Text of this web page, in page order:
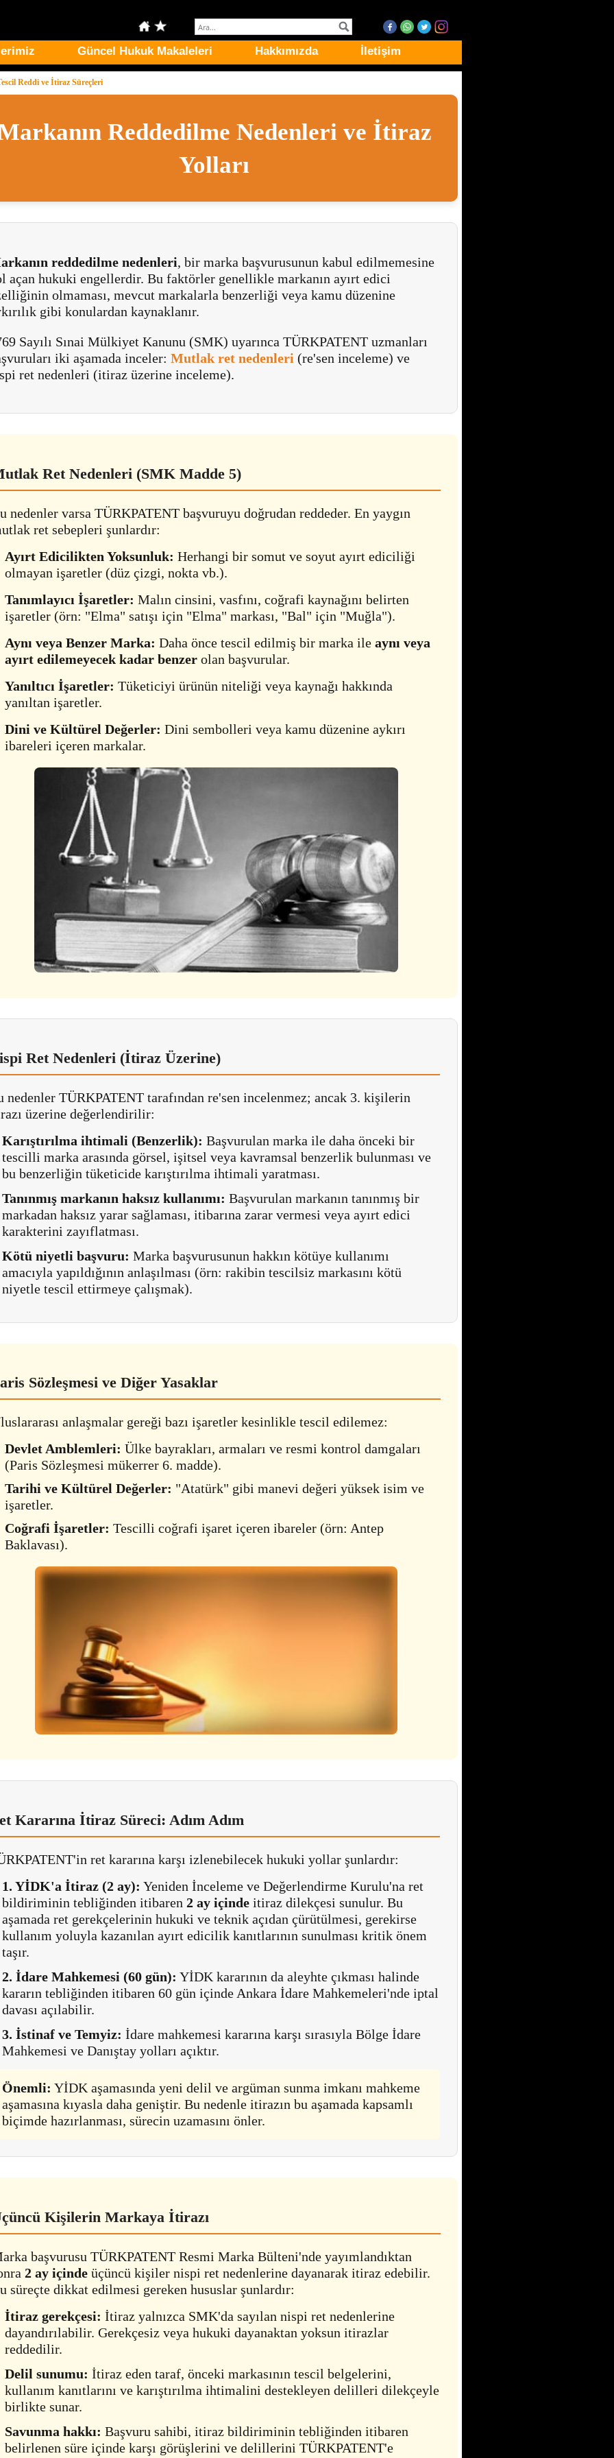
Güncel Hukuk Makaleleri Hakkımızda İletişim
Reddi ve İtiraz Süreçleri
Reddedilme Nedenleri ve İtiraz
Yolları
reddedilme nedenleri, bir marka başvurusunun kabul edilmemesine
açan hukuki engellerdir. Bu faktörler genellikle markanın ayırt edici
olmaması, mevcut markalarla benzerliği veya kamu düzenine
gibi konulardan kaynaklanır.
Sayılı Sınai Mülkiyet Kanunu (SMK) uyarınca TÜRKPATENT uzmanları
iki aşamada inceler: Mutlak ret nedenleri (re'sen inceleme) ve
ret nedenleri (itiraz üzerine inceleme).
Ret Nedenleri (SMK Madde 5)
nedenler varsa TÜRKPATENT başvuruyu doğrudan reddeder. En yaygın
ret sebepleri şunlardır:
Ayırt Edicilikten Yoksunluk: Herhangi bir somut ve soyut ayırt ediciliği
olmayan işaretler (düz çizgi, nokta vb.).
Tanımlayıcı İşaretler: Malın cinsini, vasfını, coğrafi kaynağını belirten
işaretler (örn: "Elma" satışı için "Elma" markası, "Bal" için "Muğla").
Aynı veya Benzer Marka: Daha önce tescil edilmiş bir marka ile aynı veya
ayırt edilemeyecek kadar benzer olan başvurular.
Yanıltıcı İşaretler: Tüketiciyi ürünün niteliği veya kaynağı hakkında
yanıltan işaretler.
Dini ve Kültürel Değerler: Dini sembolleri veya kamu düzenine aykırı
ibareleri içeren markalar.
Ret Nedenleri (İtiraz Üzerine)
nedenler TÜRKPATENT tarafından re'sen incelenmez; ancak 3. kişilerin
üzerine değerlendirilir:
Karıştırılma ihtimali (Benzerlik): Başvurulan marka ile daha önceki bir
tescilli marka arasında görsel, işitsel veya kavramsal benzerlik bulunması ve
bu benzerliğin tüketicide karıştırılma ihtimali yaratması.
Tanınmış markanın haksız kullanımı: Başvurulan markanın tanınmış bir
markadan haksız yarar sağlaması, itibarına zarar vermesi veya ayırt edici
karakterini zayıflatması.
Kötü niyetli başvuru: Marka başvurusunun hakkın kötüye kullanımı
amacıyla yapıldığının anlaşılması (örn: rakibin tescilsiz markasını kötü
niyetle tescil ettirmeye çalışmak).
Sözleşmesi ve Diğer Yasaklar
anlaşmalar gereği bazı işaretler kesinlikle tescil edilemez:
Devlet Amblemleri: Ülke bayrakları, armaları ve resmi kontrol damgaları
(Paris Sözleşmesi mükerrer 6. madde).
Tarihi ve Kültürel Değerler: "Atatürk" gibi manevi değeri yüksek isim ve
işaretler.
Coğrafi İşaretler: Tescilli coğrafi işaret içeren ibareler (örn: Antep
Baklavası).
Kararına İtiraz Süreci: Adım Adım
ret kararına karşı izlenebilecek hukuki yollar şunlardır:
1. YİDK'a İtiraz (2 ay): Yeniden İnceleme ve Değerlendirme Kurulu'na ret
bildiriminin tebliğinden itibaren 2 ay içinde itiraz dilekçesi sunulur. Bu
aşamada ret gerekçelerinin hukuki ve teknik açıdan çürütülmesi, gerekirse
kullanım yoluyla kazanılan ayırt edicilik kanıtlarının sunulması kritik önem
taşır.
2. İdare Mahkemesi (60 gün): YİDK kararının da aleyhte çıkması halinde
kararın tebliğinden itibaren 60 gün içinde Ankara İdare Mahkemeleri'nde iptal
davası açılabilir.
3. İstinaf ve Temyiz: İdare mahkemesi kararına karşı sırasıyla Bölge İdare
Mahkemesi ve Danıştay yolları açıktır.
Önemli: YİDK aşamasında yeni delil ve argüman sunma imkanı mahkeme
aşamasına kıyasla daha geniştir. Bu nedenle itirazın bu aşamada kapsamlı
biçimde hazırlanması, sürecin uzamasını önler.
Kişilerin Markaya İtirazı
başvurusu TÜRKPATENT Resmi Marka Bülteni'nde yayımlandıktan
2 ay içinde üçüncü kişiler nispi ret nedenlerine dayanarak itiraz edebilir.
süreçte dikkat edilmesi gereken hususlar şunlardır:
İtiraz gerekçesi: İtiraz yalnızca SMK'da sayılan nispi ret nedenlerine
dayandırılabilir. Gerekçesiz veya hukuki dayanaktan yoksun itirazlar
reddedilir.
Delil sunumu: İtiraz eden taraf, önceki markasının tescil belgelerini,
kullanım kanıtlarını ve karıştırılma ihtimalini destekleyen delilleri dilekçeyle
birlikte sunar.
Savunma hakkı: Başvuru sahibi, itiraz bildiriminin tebliğinden itibaren
belirlenen süre içinde karşı görüşlerini ve delillerini TÜRKPATENT'e